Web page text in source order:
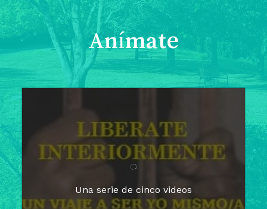
Anímate
Una serie de cinco videos
Para un tiempo de
Cuaresma
El camino hacia la libertad
Barreras de la libertad interior